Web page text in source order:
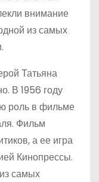
внимание
из самых
Татьяна
В 1956 году
роль в фильме
Фильм
а ее игра
Кинопрессы.
самых